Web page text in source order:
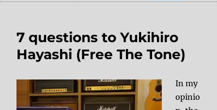
7 questions to Yukihiro
Hayashi (Free The Tone)
In my
opinio